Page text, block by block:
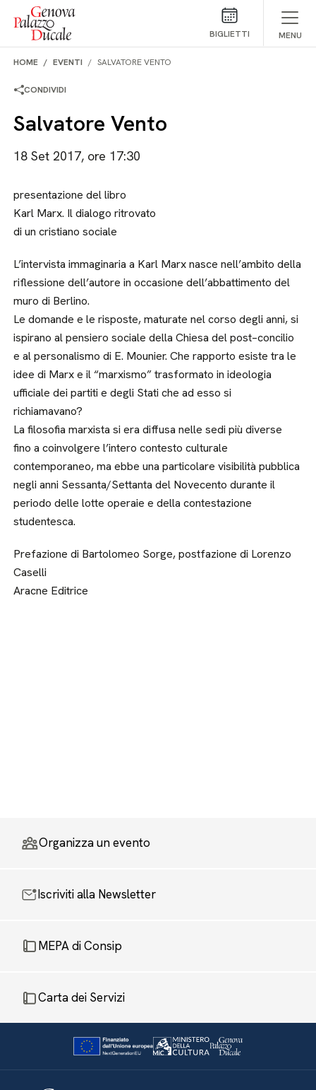
Salta al contenuto
BIGLIETTI MENU
HOME EVENTI SALVATORE VENTO
CONDIVIDI
Salvatore Vento
18 Set 2017, ore 17:30
presentazione del libro
Karl Marx. Il dialogo ritrovato
di un cristiano sociale
L’intervista immaginaria a Karl Marx nasce nell’ambito della
riflessione dell’autore in occasione dell’abbattimento del
muro di Berlino.
Le domande e le risposte, maturate nel corso degli anni, si
ispirano al pensiero sociale della Chiesa del post–concilio
e al personalismo di E. Mounier. Che rapporto esiste tra le
idee di Marx e il “marxismo” trasformato in ideologia
ufficiale dei partiti e degli Stati che ad esso si
richiamavano?
La filosofia marxista si era diffusa nelle sedi più diverse
fino a coinvolgere l’intero contesto culturale
contemporaneo, ma ebbe una particolare visibilità pubblica
negli anni Sessanta/Settanta del Novecento durante il
periodo delle lotte operaie e della contestazione
studentesca.
Prefazione di Bartolomeo Sorge, postfazione di Lorenzo
Caselli
Aracne Editrice
Organizza un evento
Iscriviti alla Newsletter
MEPA di Consip
Carta dei Servizi